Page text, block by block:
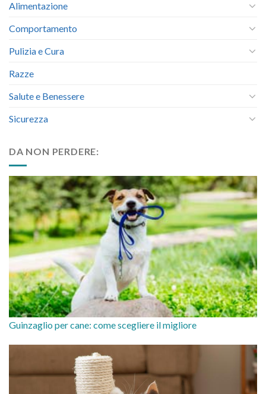
Alimentazione
Comportamento
Pulizia e Cura
Razze
Salute e Benessere
Sicurezza
DA NON PERDERE:
Guinzaglio per cane: come scegliere il migliore